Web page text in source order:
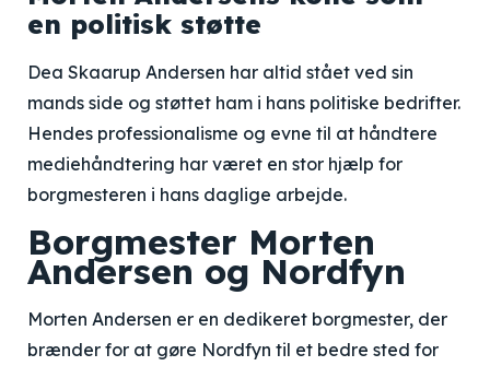
en politisk støtte
Dea Skaarup Andersen har altid stået ved sin
mands side og støttet ham i hans politiske bedrifter.
Hendes professionalisme og evne til at håndtere
mediehåndtering har været en stor hjælp for
borgmesteren i hans daglige arbejde.
Borgmester Morten
Andersen og Nordfyn
Morten Andersen er en dedikeret borgmester, der
brænder for at gøre Nordfyn til et bedre sted for